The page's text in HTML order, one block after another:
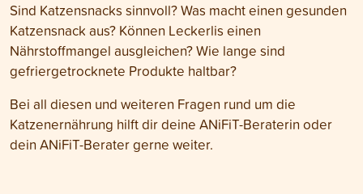
Sind Katzensnacks sinnvoll? Was macht einen gesunden
Katzensnack aus? Können Leckerlis einen
Nährstoffmangel ausgleichen? Wie lange sind
gefriergetrocknete Produkte haltbar?
Bei all diesen und weiteren Fragen rund um die
Katzenernährung hilft dir deine ANiFiT-Beraterin oder
dein ANiFiT-Berater gerne weiter.